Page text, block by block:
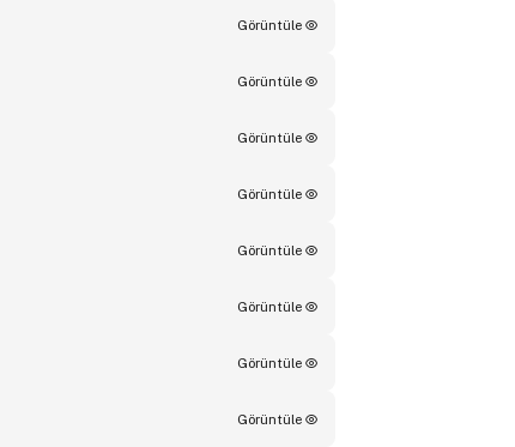
Görüntüle
Görüntüle
Görüntüle
Görüntüle
Görüntüle
Görüntüle
Görüntüle
Görüntüle